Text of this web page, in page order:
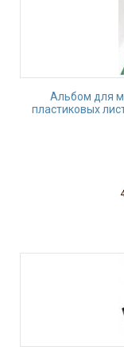
Альбом для
пластиковых